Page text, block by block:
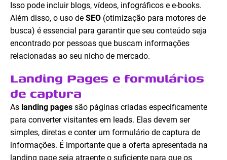
Isso pode incluir blogs, vídeos, infográficos e e-books.
Além disso, o uso de SEO (otimização para motores de
busca) é essencial para garantir que seu conteúdo seja
encontrado por pessoas que buscam informações
relacionadas ao seu nicho de mercado.
Landing Pages e formulários
de captura
As landing pages são páginas criadas especificamente
para converter visitantes em leads. Elas devem ser
simples, diretas e conter um formulário de captura de
informações. É importante que a oferta apresentada na
landing page seja atraente o suficiente para que os